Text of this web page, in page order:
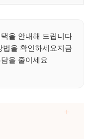
을 안내해 드립니다
을 확인하세요지금
을 줄이세요